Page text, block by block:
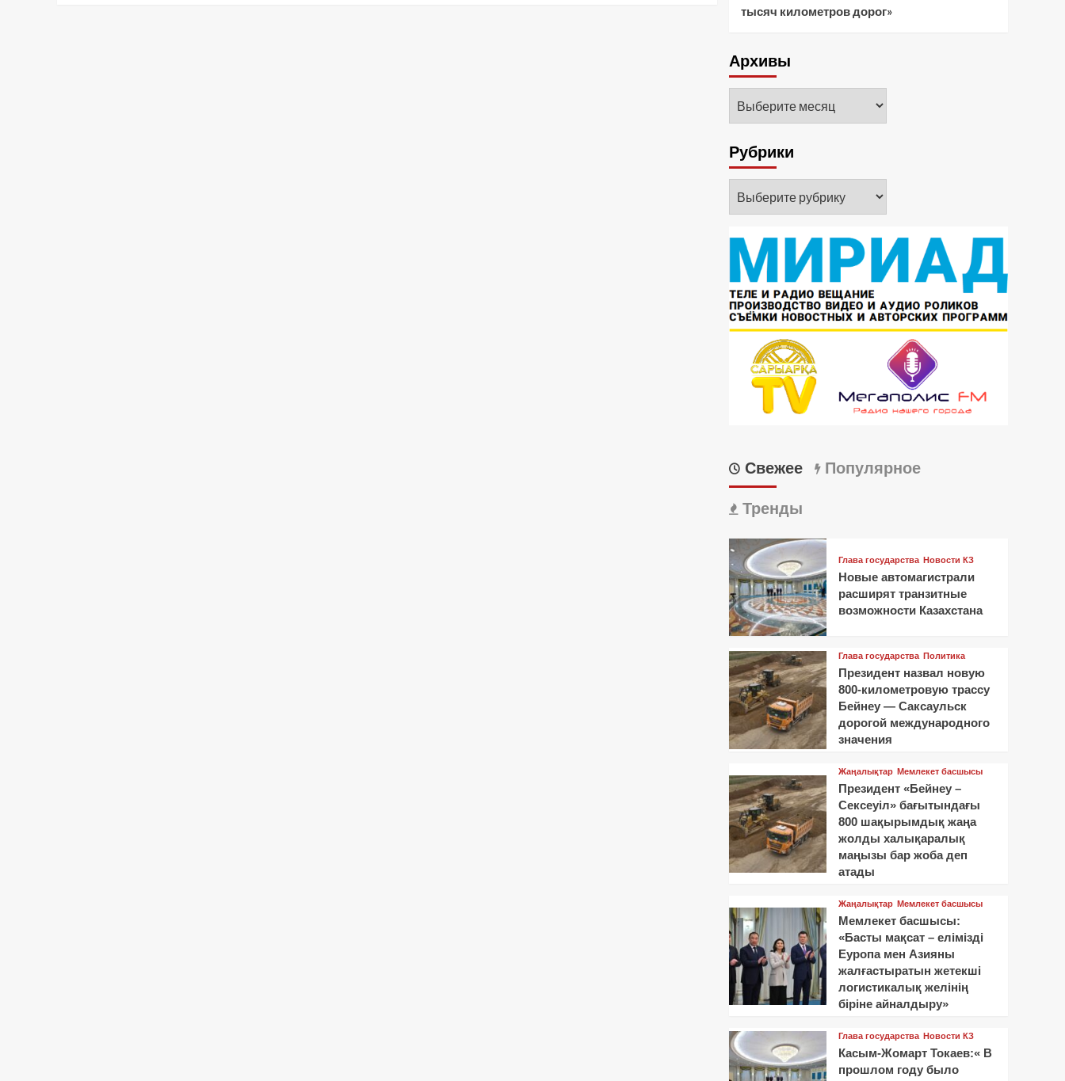
тысяч километров дорог»
Архивы
Рубрики
Свежее Популярное
Тренды
Глава государства Новости КЗ
Новые автомагистрали
расширят транзитные
возможности Казахстана
Глава государства Политика
Президент назвал новую
800-километровую трассу
Бейнеу — Саксаульск
дорогой международного
значения
Жаңалықтар Мемлекет басшысы
Президент «Бейнеу –
Сексеуіл» бағытындағы
800 шақырымдық жаңа
жолды халықаралық
маңызы бар жоба деп
атады
Жаңалықтар Мемлекет басшысы
Мемлекет басшысы:
«Басты мақсат – елімізді
Еуропа мен Азияны
жалғастыратын жетекші
логистикалық желінің
біріне айналдыру»
Глава государства Новости КЗ
Касым-Жомарт Токаев:« В
прошлом году было